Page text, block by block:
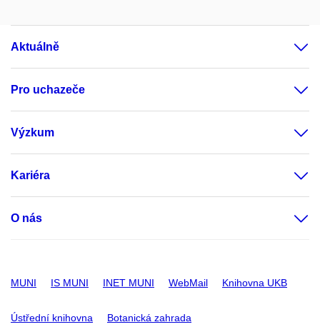
Aktuálně
Pro uchazeče
Výzkum
Kariéra
O nás
MUNI IS MUNI INET MUNI WebMail Knihovna UKB
Ústřední knihovna Botanická zahrada